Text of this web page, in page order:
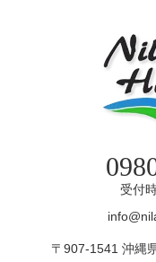
受付
〒907-1541 沖縄